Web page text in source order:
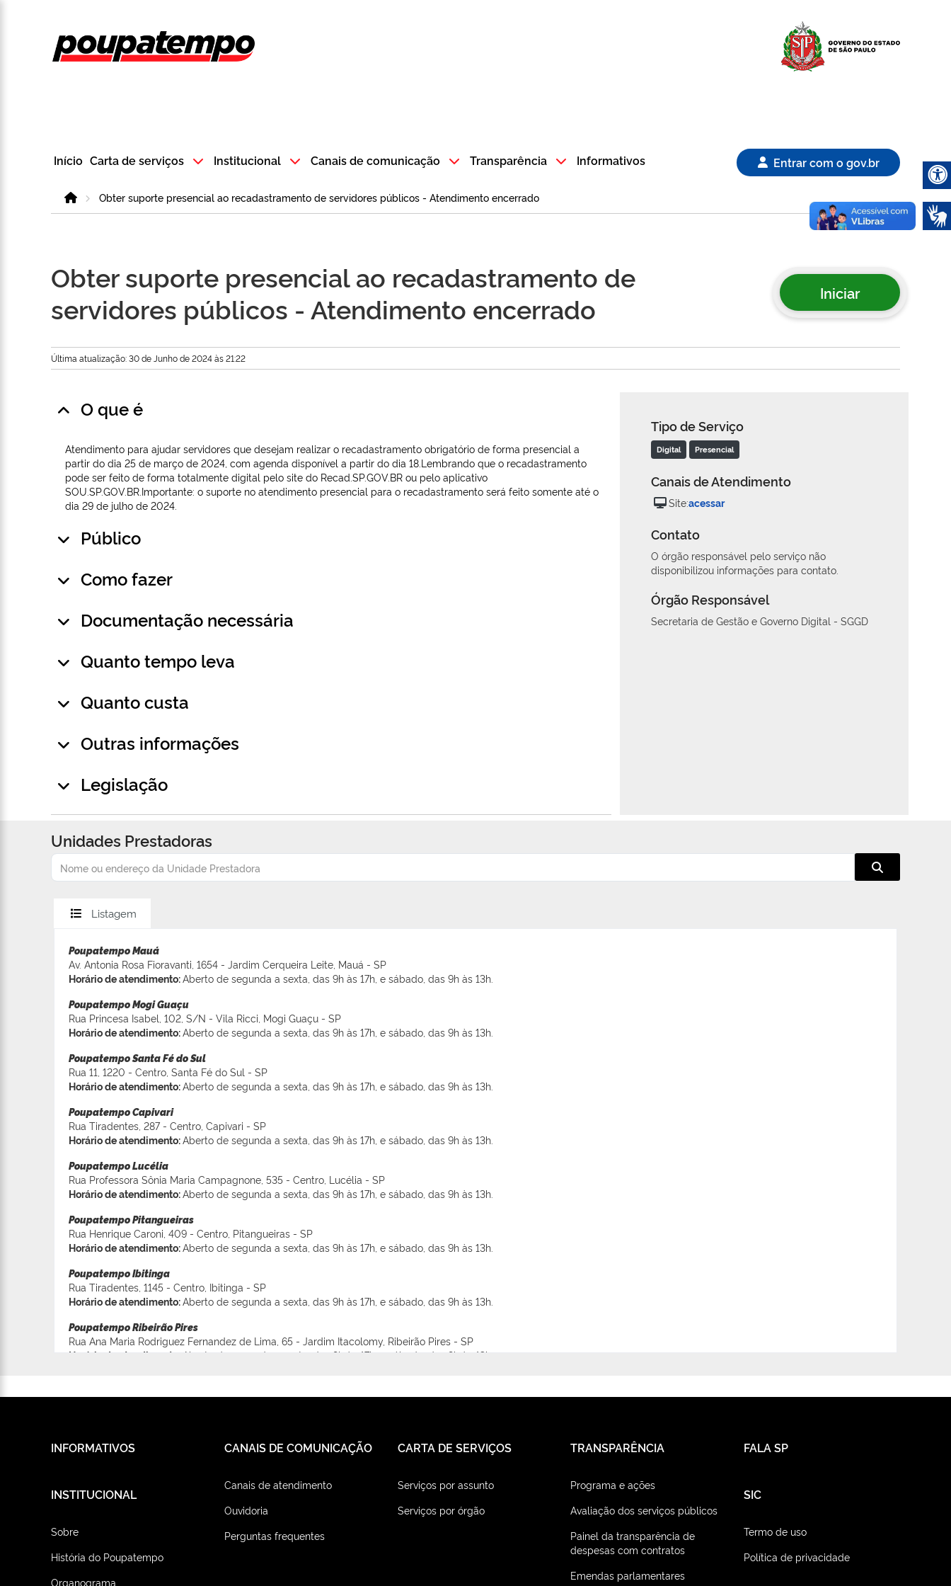
Logo do Poupatempo SP GOV BR direciona para a página inicial
Início Carta de serviços Institucional Canais de comunicação Transparência Informativos Entrar com o gov.br
HomeObter suporte presencial ao recadastramento de servidores públicos - Atendimento encerrado
Obter suporte presencial ao recadastramento de
servidores públicos - Atendimento encerrado
Iniciar
Última atualização: 30 de Junho de 2024 às 21:22
O que é
Atendimento para ajudar servidores que desejam realizar o recadastramento obrigatório de forma presencial a
partir do dia 25 de março de 2024, com agenda disponível a partir do dia 18.Lembrando que o recadastramento
pode ser feito de forma totalmente digital pelo site do Recad.SP.GOV.BR ou pelo aplicativo
SOU.SP.GOV.BR.Importante: o suporte no atendimento presencial para o recadastramento será feito somente até o
dia 29 de julho de 2024.
Público
Como fazer
Documentação necessária
Quanto tempo leva
Quanto custa
Outras informações
Legislação
Tipo de Serviço
Digital Presencial
Canais de Atendimento
Site:acessar
Contato
O órgão responsável pelo serviço não
disponibilizou informações para contato.
Órgão Responsável
Secretaria de Gestão e Governo Digital - SGGD
Unidades Prestadoras
Listagem
Poupatempo Mauá
Av. Antonia Rosa Fioravanti, 1654 - Jardim Cerqueira Leite, Mauá - SP
Horário de atendimento:Aberto de segunda a sexta, das 9h às 17h, e sábado, das 9h às 13h.
Poupatempo Mogi Guaçu
Rua Princesa Isabel, 102, S/N - Vila Ricci, Mogi Guaçu - SP
Horário de atendimento:Aberto de segunda a sexta, das 9h às 17h, e sábado, das 9h às 13h.
Poupatempo Santa Fé do Sul
Rua 11, 1220 - Centro, Santa Fé do Sul - SP
Horário de atendimento:Aberto de segunda a sexta, das 9h às 17h, e sábado, das 9h às 13h.
Poupatempo Capivari
Rua Tiradentes, 287 - Centro, Capivari - SP
Horário de atendimento:Aberto de segunda a sexta, das 9h às 17h, e sábado, das 9h às 13h.
Poupatempo Lucélia
Rua Professora Sônia Maria Campagnone, 535 - Centro, Lucélia - SP
Horário de atendimento:Aberto de segunda a sexta, das 9h às 17h, e sábado, das 9h às 13h.
Poupatempo Pitangueiras
Rua Henrique Caroni, 409 - Centro, Pitangueiras - SP
Horário de atendimento:Aberto de segunda a sexta, das 9h às 17h, e sábado, das 9h às 13h.
Poupatempo Ibitinga
Rua Tiradentes, 1145 - Centro, Ibitinga - SP
Horário de atendimento:Aberto de segunda a sexta, das 9h às 17h, e sábado, das 9h às 13h.
Poupatempo Ribeirão Pires
Rua Ana Maria Rodriguez Fernandez de Lima, 65 - Jardim Itacolomy, Ribeirão Pires - SP
Horário de atendimento:
Aberto de segunda a sexta, das 9h às 17h, e sábado, das 9h às 13h.
Avenida Professor Adib Chaib, 2250 - Centro, Mogi Mirim - SP
Rua André Luiz Brizo, S/N - Vila Nova, Paraguaçu Paulista - SP
Poupatempo Guapiaçu
Rua Cândido Pereira da Rocha, 171 - Quinta das Paineiras, Guapiaçu - SP
Aberto de segunda a sexta, das 9h às 17h, e sábado, das 9h às 13h.
Rua José de Alencar, 635 - Centro, Americana - SP
INFORMATIVOS CANAIS DE COMUNICAÇÃO
Canais de atendimento
Ouvidoria
Perguntas frequentes
CARTA DE SERVIÇOS
Serviços por assunto
Serviços por órgão
TRANSPARÊNCIA
Programa e ações
Avaliação dos serviços públicos
Painel da transparência de
despesas com contratos
Emendas parlamentares
FALA SP
INSTITUCIONAL
Sobre
História do Poupatempo
Organograma
SIC
Termo de uso
Política de privacidade